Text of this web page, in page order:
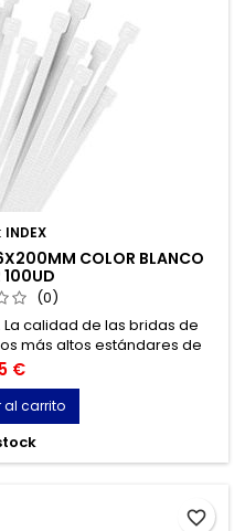
INDEX
COLOR BLANCO
100UD
(0)
calidad de las bridas de
más altos estándares de
de acuerdo con la norma
el marcado CE y con
UL.
€
al carrito
favorite_border